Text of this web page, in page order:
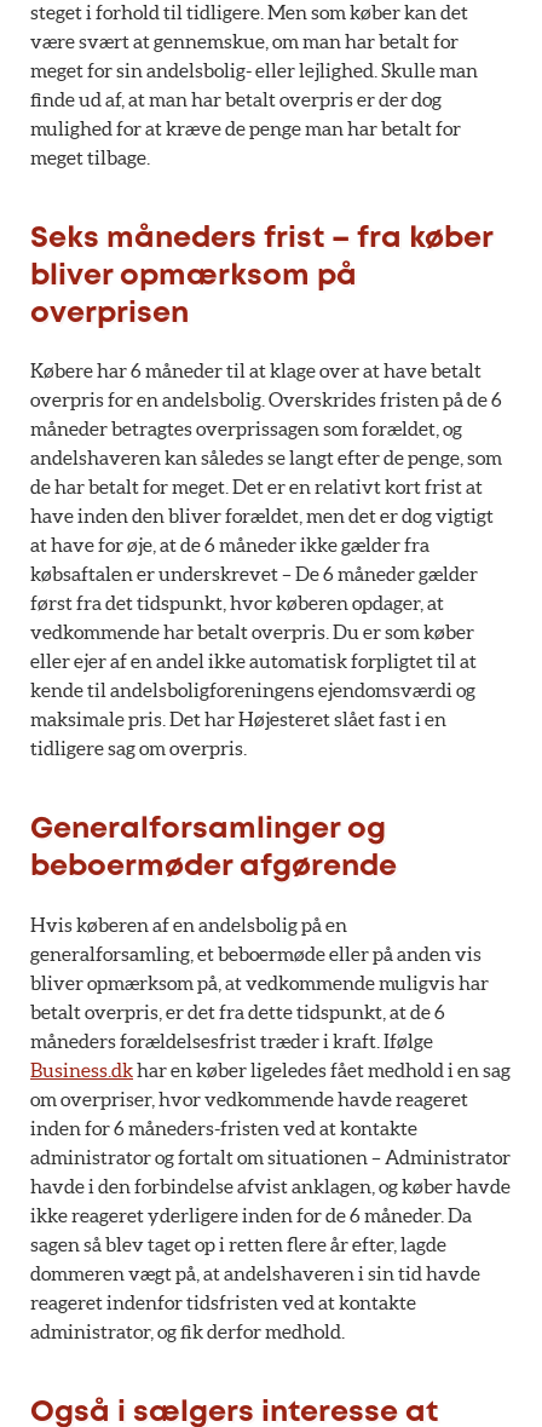
steget i forhold til tidligere. Men som køber kan det
være svært at gennemskue, om man har betalt for
meget for sin andelsbolig- eller lejlighed. Skulle man
finde ud af, at man har betalt overpris er der dog
mulighed for at kræve de penge man har betalt for
meget tilbage.
Seks måneders frist – fra køber
bliver opmærksom på
overprisen
Købere har 6 måneder til at klage over at have betalt
overpris for en andelsbolig. Overskrides fristen på de 6
måneder betragtes overprissagen som forældet, og
andelshaveren kan således se langt efter de penge, som
de har betalt for meget. Det er en relativt kort frist at
have inden den bliver forældet, men det er dog vigtigt
at have for øje, at de 6 måneder ikke gælder fra
købsaftalen er underskrevet – De 6 måneder gælder
først fra det tidspunkt, hvor køberen opdager, at
vedkommende har betalt overpris. Du er som køber
eller ejer af en andel ikke automatisk forpligtet til at
kende til andelsboligforeningens ejendomsværdi og
maksimale pris. Det har Højesteret slået fast i en
tidligere sag om overpris.
Generalforsamlinger og
beboermøder afgørende
Hvis køberen af en andelsbolig på en
generalforsamling, et beboermøde eller på anden vis
bliver opmærksom på, at vedkommende muligvis har
betalt overpris, er det fra dette tidspunkt, at de 6
måneders forældelsesfrist træder i kraft. Ifølge
Business.dkhar en køber ligeledes fået medhold i en sag
om overpriser, hvor vedkommende havde reageret
inden for 6 måneders-fristen ved at kontakte
administrator og fortalt om situationen – Administrator
havde i den forbindelse afvist anklagen, og køber havde
ikke reageret yderligere inden for de 6 måneder. Da
sagen så blev taget op i retten flere år efter, lagde
dommeren vægt på, at andelshaveren i sin tid havde
reageret indenfor tidsfristen ved at kontakte
administrator, og fik derfor medhold.
Også i sælgers interesse at